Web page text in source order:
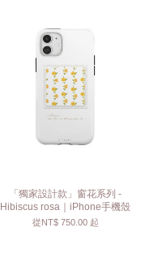
「獨家設計款」窗花系列 -
Hibiscus rosa｜iPhone手機殼
從NT$ 750.00 起